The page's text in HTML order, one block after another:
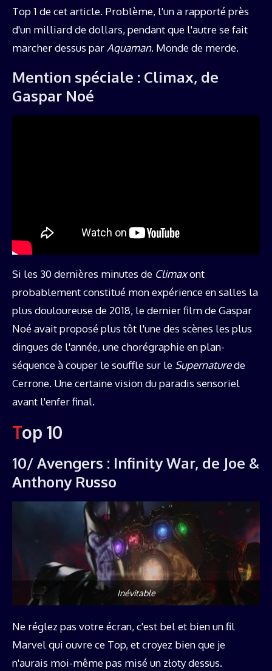
Top 1 de cet article. Problème, l'un a rapporté près
d'un milliard de dollars, pendant que l'autre se fait
marcher dessus par Aquaman. Monde de merde.
Mention spéciale : Climax, de
Gaspar Noé
Si les 30 dernières minutes de Climaxont
probablement constitué mon expérience en salles la
plus douloureuse de 2018, le dernier film de Gaspar
Noé avait proposé plus tôt l'une des scènes les plus
dingues de l'année, une chorégraphie en plan-
séquence à couper le souffle sur le Supernaturede
Cerrone. Une certaine vision du paradis sensoriel
avant l'enfer final.
Top 10
10/ Avengers : Infinity War, de Joe &
Anthony Russo
Inévitable
Ne réglez pas votre écran, c'est bel et bien un fil
Marvel qui ouvre ce Top, et croyez bien que je
n'aurais moi-même pas misé un złoty dessus.